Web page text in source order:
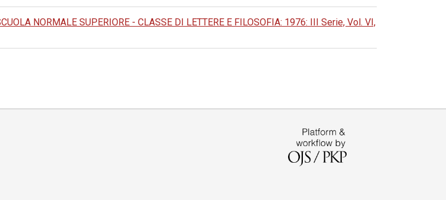
NORMALE SUPERIORE - CLASSE DI LETTERE E FILOSOFIA: 1976: III Serie, Vol. VI,